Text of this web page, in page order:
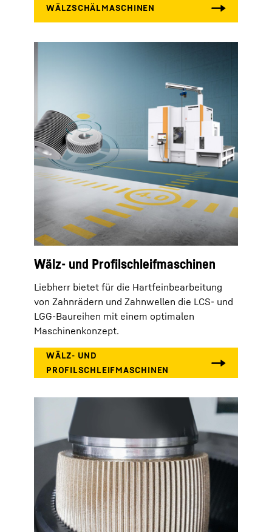
Wälz- und Profilschleifmaschinen
Liebherr bietet für die Hartfeinbearbeitung
von Zahnrädern und Zahnwellen die LCS- und
LGG-Baureihen mit einem optimalen
Maschinenkonzept.